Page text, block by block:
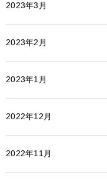
2023年3月
2023年2月
2023年1月
2022年12月
2022年11月